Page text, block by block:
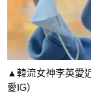
▲韓流女神李英愛
愛IG）